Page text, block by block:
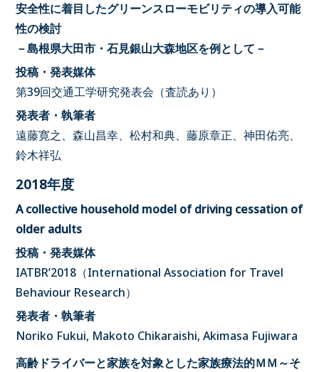
安全性に着目したグリーンスローモビリティの導入可能
性の検討
－島根県大田市・石見銀山大森地区を例として－
投稿・発表媒体
第39回交通工学研究発表会（査読あり）
発表者・執筆者
遠藤寛之、森山昌幸、松村和典、藤原章正、神田佑亮、
鈴木祥弘
2018年度
A collective household model of driving cessation of
older adults
投稿・発表媒体
IATBR’2018（International Association for Travel
Behaviour Research）
発表者・執筆者
Noriko Fukui, Makoto Chikaraishi, Akimasa Fujiwara
高齢ドライバーと家族を対象とした家族療法的ＭＭ～そ